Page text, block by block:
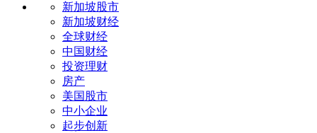
新加坡股市
新加坡财经
全球财经
中国财经
投资理财
房产
美国股市
中小企业
起步创新